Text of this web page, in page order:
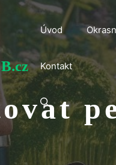
Úvod
Kontakt